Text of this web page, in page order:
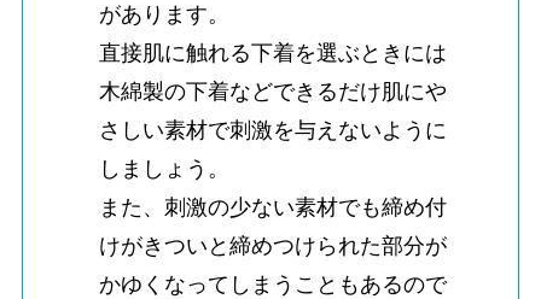
があります。
直接肌に触れる下着を選ぶときには
木綿製の下着などできるだけ肌にや
さしい素材で刺激を与えないように
しましょう。
また、刺激の少ない素材でも締め付
けがきついと締めつけられた部分が
かゆくなってしまうこともあるので